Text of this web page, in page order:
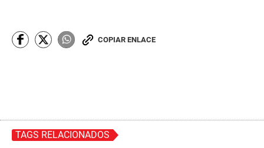
COPIAR ENLACE
TAGS RELACIONADOS